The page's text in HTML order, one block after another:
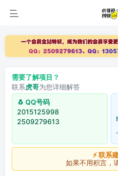
需要了解项目？
联系虎哥为您详细解答
🐧 QQ号码
2015125998
2509279613
⚡ 联系
如果不用积言，请